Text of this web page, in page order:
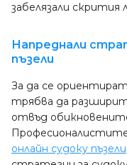
забелязали скрития
Напреднали
пъзели
За да се
трябва да
отвъд
онлайн судоку пъзели